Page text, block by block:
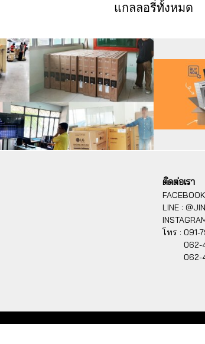
แกลลอรี่ทั้งหมด
A
A , 313 ผู้ชม
ติดต่อเรา
LINE :
โทร : 091-
062-
062-